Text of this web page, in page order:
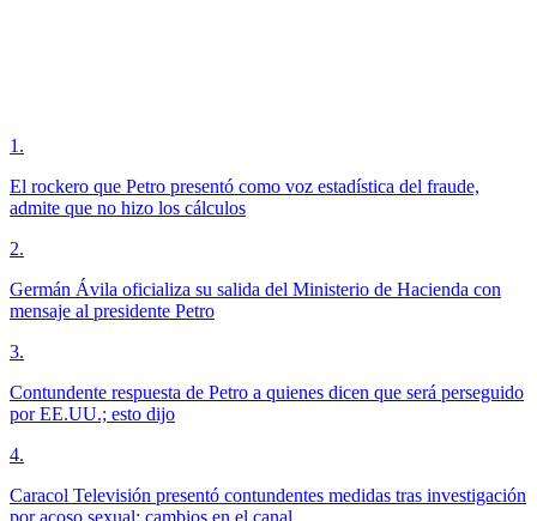
1 .
El rockero que Petro presentó como voz estadística del fraude,
admite que no hizo los cálculos
2.
Germán Ávila oficializa su salida del Ministerio de Hacienda con
mensaje al presidente Petro
3.
Contundente respuesta de Petro a quienes dicen que será perseguido
por EE.UU.; esto dijo
4.
Caracol Televisión presentó contundentes medidas tras investigación
por acoso sexual; cambios en el canal